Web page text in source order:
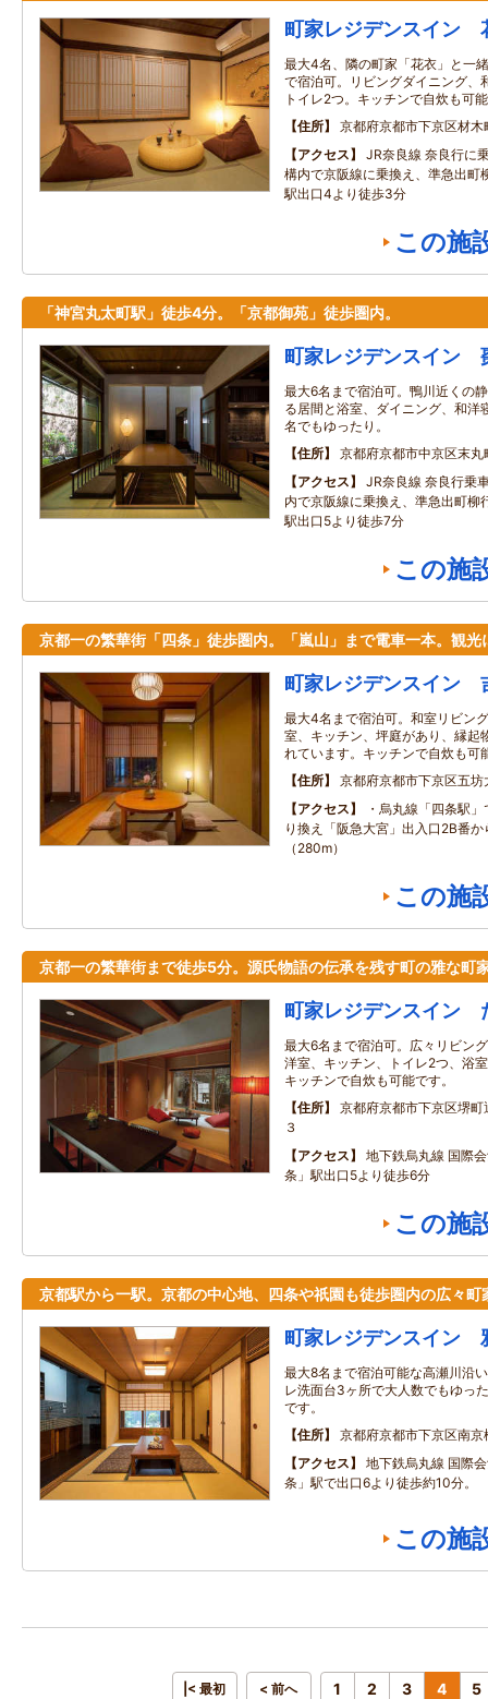
町家レジデンスイン
最大4名、隣の町家「花衣」と一
で宿泊可。リビングダイニング、
トイレ2つ。キッチンで自炊も可
住所
京都府京都市下京区材木
アクセス
JR奈良線 奈良行に
構内で京阪線に乗換え、準急出町
駅出口4より徒歩3分
この施
「神宮丸太町駅」徒歩4分。「京都御苑」徒歩圏内。
町家レジデンスイン
最大6名まで宿泊可。鴨川近くの
る居間と浴室、ダイニング、和洋
名でもゆったり。
住所
京都府京都市中京区末
アクセス
JR奈良線 奈良行乗
内で京阪線に乗換え、準急出町柳
駅出口5より徒歩7分
この施
京都一の繁華街「四条」徒歩圏内。「嵐山」まで電車一本。観
町家レジデンスイン
最大4名まで宿泊可。和室リビン
室、キッチン、坪庭があり、縁起
れています。キッチンで自炊も可
住所
京都府京都市下京区五
アクセス
・烏丸線「四条駅
り換え「阪急大宮」出入口2B番
（280m）
この施
京都一の繁華街まで徒歩5分。源氏物語の伝承を残す町の雅な町
町家レジデンスイン
最大6名まで宿泊可。広々リビン
洋室、キッチン、トイレ2つ、浴
キッチンで自炊も可能です。
住所
京都府京都市下京区堺
３
アクセス
地下鉄烏丸線 国際
条」駅出口5より徒歩6分
この施
京都駅から一駅。京都の中心地、四条や祇園も徒歩圏内の広々町
町家レジデンスイン
最大8名まで宿泊可能な高瀬川沿
レ洗面台3ヶ所で大人数でもゆっ
です。
住所
京都府京都市下京区南京
アクセス
地下鉄烏丸線 国際
条」駅で出口6より徒歩約10分。
この施
|< 最初 < 前へ 1 2 3 4 5